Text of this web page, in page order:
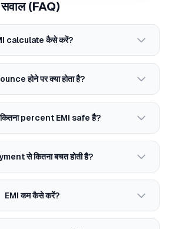
(FAQ)
calculate कैसे करें?
होने पर क्या होता है?
percent EMI safe है?
से कितना बचत होती है?
EMI कम कैसे करें?